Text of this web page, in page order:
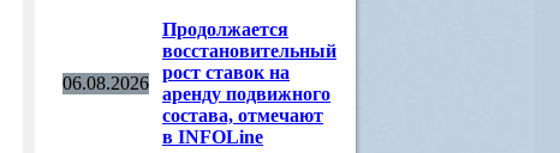
06.08.2026
Продолжается
восстановительный
рост ставок на
аренду подвижного
состава, отмечают
в INFOLine